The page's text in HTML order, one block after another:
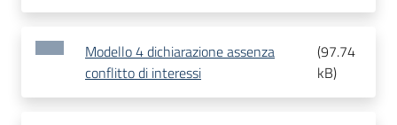
Modello 4 dichiarazione assenza
conflitto di interessi
(97.74
kB)